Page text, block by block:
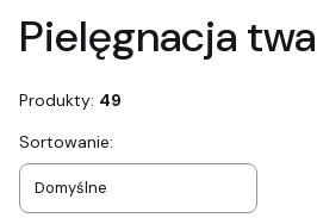
Pielęgnacja
Produkty: 49
Lista produktów
Sortowanie:
Domyślne